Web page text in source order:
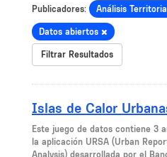
Publicadores: Análisis Territorial
Datos abiertos
Filtrar Resultados
Islas de Calor
Este juego de datos contiene 3
la aplicación URSA (Urban
Analysis) desarrollada por el